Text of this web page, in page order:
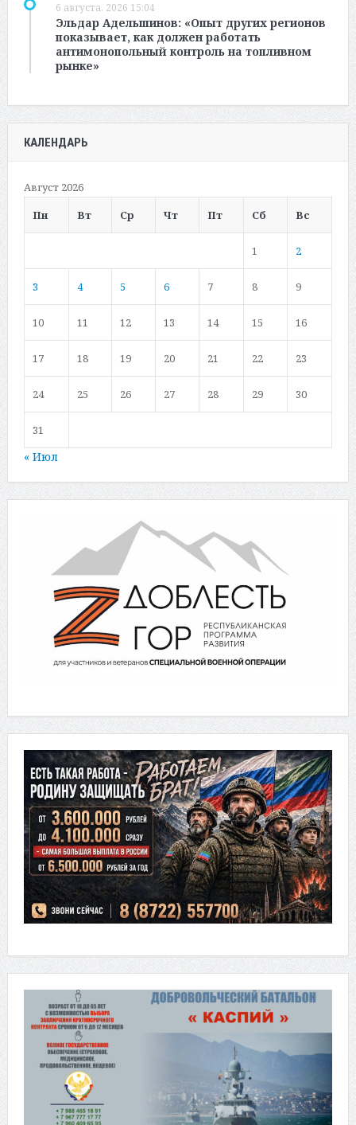
6 августа, 2026 15:04
Эльдар Адельшинов: «Опыт других регионов
показывает, как должен работать
антимонопольный контроль на топливном
рынке»
КАЛЕНДАРЬ
Август 2026
Пн
Вт Ср Чт Пт Сб Вс
1 2
3 4 5 6 7 8 9
10 11 12 13 14 15 16
17 18 19 20 21 22 23
24 25 26 27 28 29 30
31
« Июл